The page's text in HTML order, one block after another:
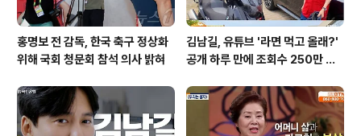
홍명보 전 감독, 한국 축구 정상화
위해 국회 청문회 참석 의사 밝혀
김남길, 유튜브 '라면 먹고 올래?'
공개 하루 만에 조회수 250만 돌